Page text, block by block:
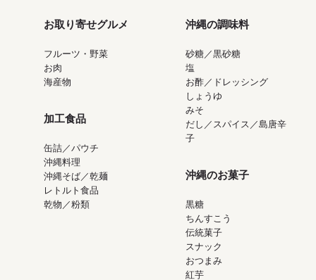
お取り寄せグルメ
フルーツ・野菜
お肉
海産物
加工食品
缶詰／パウチ
沖縄料理
沖縄そば／乾麺
レトルト食品
乾物／粉類
沖縄の調味料
砂糖／黒砂糖
塩
お酢／ドレッシング
しょうゆ
みそ
だし／スパイス／島唐辛
子
沖縄のお菓子
黒糖
ちんすこう
伝統菓子
スナック
おつまみ
紅芋